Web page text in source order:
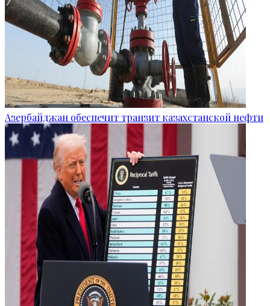
Азербайджан обеспечит транзит казахстанской нефти